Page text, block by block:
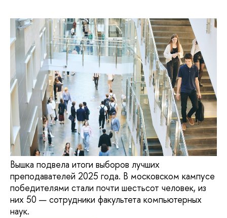
Вышка подвела итоги выборов лучших
преподавателей 2025 года. В московском кампусе
победителями стали почти шестьсот человек, из
них 50 — сотрудники факультета компьютерных
наук.